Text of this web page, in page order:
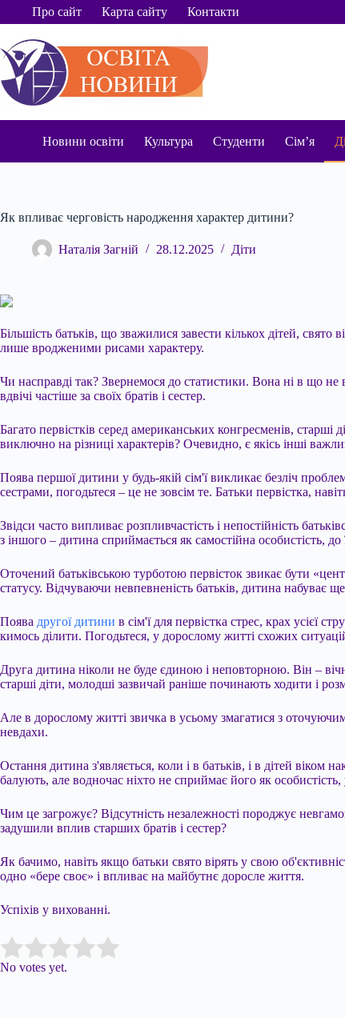
ПерейтиПро сайт Карта сайту Контакти
Новини освіти Культура Студенти Сім’я
Як впливає черговість народження характер дитини?
Наталія Загній 28.12.2025 Діти
Більшість батьків, що зважилися завести кількох дітей, свято
лише вродженими рисами характеру.
Чи насправді так? Звернемося до статистики. Вона ні в що не
вдвічі частіше за своїх братів і сестер.
Багато первістків серед американських конгресменів, старші
виключно на різниці характерів? Очевидно, є якісь інші
Поява першої дитини у будь-якій сім'ї викликає безліч
сестрами, погодьтеся – це не зовсім те. Батьки первістка,
Звідси часто випливає розпливчастість і непостійність
з іншого – дитина сприймається як самостійна особистість, до
Оточений батьківською турботою первісток звикає бути
статусу. Відчуваючи невпевненість батьків, дитина набуває
Поява другої дитини в сім'ї для первістка стрес, крах усієї
кимось ділити. Погодьтеся, у дорослому житті схожих
Друга дитина ніколи не буде єдиною і неповторною. Він –
старші діти, молодші зазвичай раніше починають ходити і
Але в дорослому житті звичка в усьому змагатися з
невдахи.
Остання дитина з'являється, коли і в батьків, і в дітей
балують, але водночас ніхто не сприймає його як
Чим це загрожує? Відсутність незалежності породжує
задушили вплив старших братів і сестер?
Як бачимо, навіть якщо батьки свято вірять у свою
одно «бере своє» і впливає на майбутнє доросле життя.
Успіхів у вихованні.
Rate this item:
No votes yet.